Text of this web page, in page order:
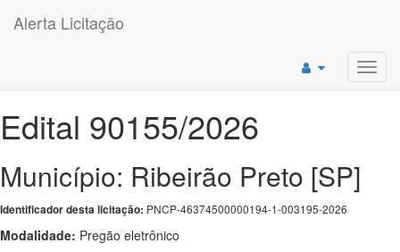
Alerta Licitação
Edital 90155/2026
Município: Ribeirão Preto [SP]
Identificador desta licitação: PNCP-46374500000194-1-003195-2026
Modalidade: Pregão eletrônico